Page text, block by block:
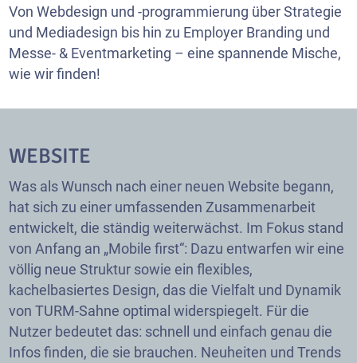
Von Webdesign und -programmierung über Strategie
und Mediadesign bis hin zu Employer Branding und
Messe- & Eventmarketing – eine spannende Mische,
wie wir finden!
WEBSITE
Was als Wunsch nach einer neuen Website begann,
hat sich zu einer umfassenden Zusammenarbeit
entwickelt, die ständig weiterwächst. Im Fokus stand
von Anfang an „Mobile first“: Dazu entwarfen wir eine
völlig neue Struktur sowie ein flexibles,
kachelbasiertes Design, das die Vielfalt und Dynamik
von TURM-Sahne optimal widerspiegelt. Für die
Nutzer bedeutet das: schnell und einfach genau die
Infos finden, die sie brauchen. Neuheiten und Trends